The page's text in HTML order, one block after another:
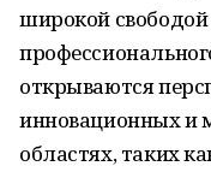
широкой
открываются
инновационных
областях, таких